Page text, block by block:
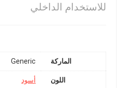
للاستخدام الداخلي
الماركة Generic
اللون أسود